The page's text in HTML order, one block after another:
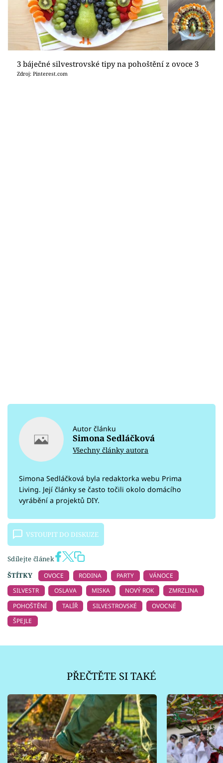
3 báječné silvestrovské tipy na pohoštění z ovoce 3
Zdroj: Pinterest.com
Autor článku
Simona Sedláčková
Všechny články autora
Simona Sedláčková byla redaktorka webu Prima
Living. Její články se často točili okolo domácího
vyrábění a projektů DIY.
VSTOUPIT DO DISKUZE
Sdílejte článek
ŠTÍTKY
OVOCE RODINA PARTY
VÁNOCE
SILVESTR
OSLAVA MISKA NOVÝ ROK
ZMRZLINA
POHOŠTĚNÍ
TALÍŘ SILVESTROVSKÉ
OVOCNÉ
ŠPEJLE
PŘEČTĚTE SI TAKÉ